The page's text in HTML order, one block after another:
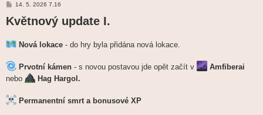
P
í
s
ě
v
k
14. 5. 2026 7.16
Květnový update I.
Nová lokace - do hry byla přidána nová lokace.
Prvotní kámen - s novou postavou jde opět začít v
Amfiberai
nebo
Hag Hargol.
Permanentní smrt a bonusové XP